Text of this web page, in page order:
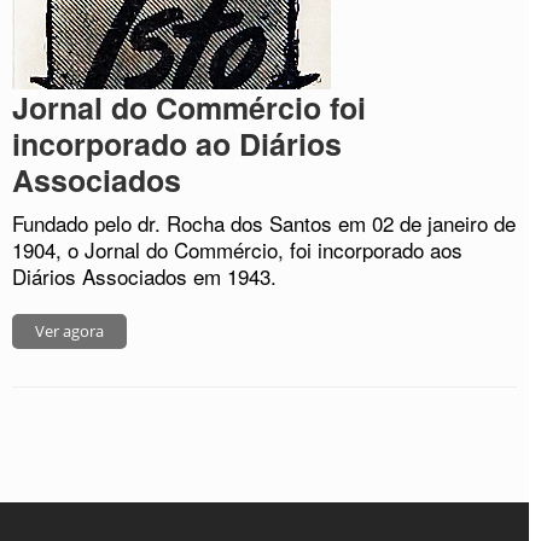
Jornal do Commércio foi
incorporado ao Diários
Associados
Fundado pelo dr. Rocha dos Santos em 02 de janeiro de
1904, o Jornal do Commércio, foi incorporado aos
Diários Associados em 1943.
Ver agora